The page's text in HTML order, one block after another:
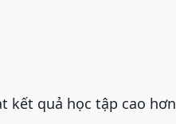
kết quả học tập cao hơn